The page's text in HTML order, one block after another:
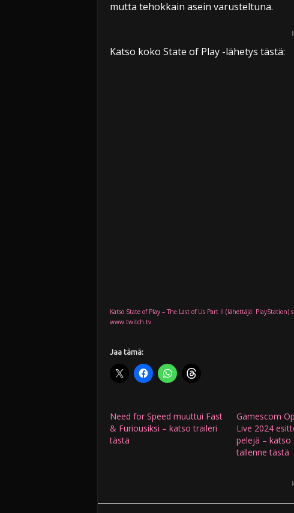
mutta tehokkain asein varusteltuna.
Katso koko State of Play -lähetys tästä:
Katso State of Play – The Last of Us Part II (lähettäjä: PlayStation)
www.twitch.tv
Jaa tämä:
Need for Speed muuttui Fast
& Furiousiksi – katso traileri
tästä
Gamescom
Live 2024
pelejä – katso
tallenne tästä